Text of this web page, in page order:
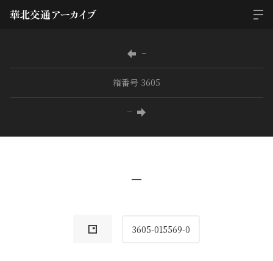
−
箱番号 3605
−
−
3605-015569-0